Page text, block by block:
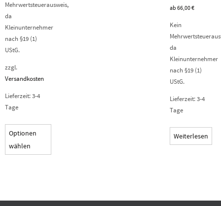
Mehrwertsteuerausweis,
da
Kleinunternehmer
nach §19 (1)
UStG.
zzgl.
Versandkosten
Lieferzeit:3-4
Tage
Optionen
wählen
ab 66,00€
Kein
da
Kleinunternehmer
nach §19 (1)
UStG.
Lieferzeit:3-4
Tage
Weiterlesen